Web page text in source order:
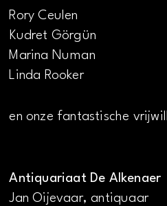
Rory Ceulen
Kudret Görgün
Marina Numan
Linda Rooker
en onze fantastische
Antiquariaat De Alkenaer
Jan Oijevaar, antiquaar